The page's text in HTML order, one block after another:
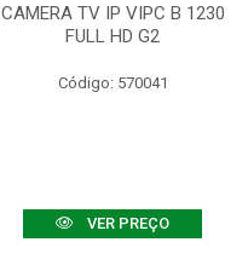
CAMERA TV IP VIPC B 1230
FULL HD G2
Código: 570041
VER PREÇO